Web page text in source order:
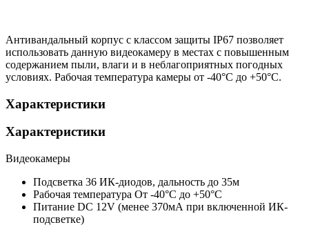
Антивандальный корпус с классом защиты IP67 позволяет
использовать данную видеокамеру в местах с повышенным
содержанием пыли, влаги и в неблагоприятных погодных
условиях. Рабочая температура камеры от -40°С до +50°С.
Характеристики
Характеристики
Видеокамеры
Подсветка 36 ИК-диодов, дальность до 35м
Рабочая температура От -40°С до +50°С
Питание DC 12V (менее 370мА при включенной ИК-
подсветке)